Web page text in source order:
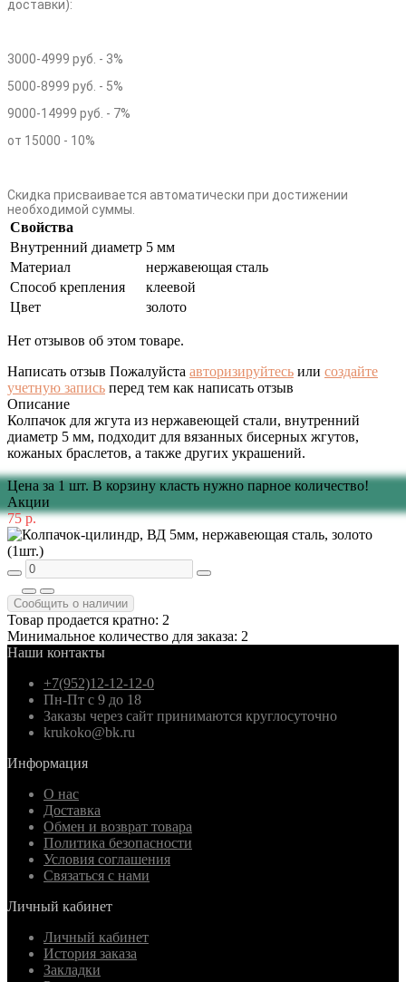
доставки):
3000-4999 руб. - 3%
5000-8999 руб. - 5%
9000-14999 руб. - 7%
от 15000 - 10%
Скидка присваивается автоматически при достижении
необходимой суммы.
Свойства
Внутренний диаметр 5 мм
Материал
нержавеющая сталь
Способ крепления
клеевой
Цвет
золото
Нет отзывов об этом товаре.
Написать отзыв Пожалуйста авторизируйтесь или создайте
учетную запись перед тем как написать отзыв
Описание
Колпачок для жгута из нержавеющей стали, внутренний
диаметр 5 мм, подходит для вязанных бисерных жгутов,
кожаных браслетов, а также других украшений.
Цена за 1 шт. В корзину класть нужно парное количество!
Акции
75 р.
Сообщить о наличии
Товар продается кратно: 2
Минимальное количество для заказа: 2
Наши контакты
+7(952)12-12-12-0
Пн-Пт с 9 до 18
Заказы через сайт принимаются круглосуточно
krukoko@bk.ru
Информация
О нас
Доставка
Обмен и возврат товара
Политика безопасности
Условия соглашения
Связаться с нами
Личный кабинет
Личный кабинет
История заказа
Закладки